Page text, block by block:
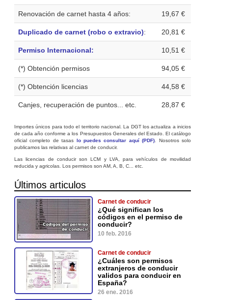
Renovación de carnet hasta 4 años: 19,67 €
Duplicado de carnet (robo o extravio): 20,81 €
Permiso Internacional: 10,51 €
(*) Obtención permisos 94,05 €
(*) Obtención licencias 44,58 €
Canjes, recuperación de puntos... etc. 28,87 €
Importes únicos para todo el territorio nacional. La DGT los actualiza a inicios
de cada año conforme a los Presupuestos Generales del Estado. El catálogo
oficial completo de tasas lo puedes consultar aquí (PDF) . Nosotros solo
publicamos las relativas al carnet de conducir.
Las licencias de conducir son LCM y LVA, para vehículos de movilidad
reducida y agricolas. Los permisos son AM, A, B, C... etc.
Últimos articulos
Carnet de conducir
¿Qué significan los
códigos en el permiso de
conducir?
10 feb. 2016
Carnet de conducir
¿Cuáles son permisos
extranjeros de conducir
validos para conducir en
España?
26 ene. 2016